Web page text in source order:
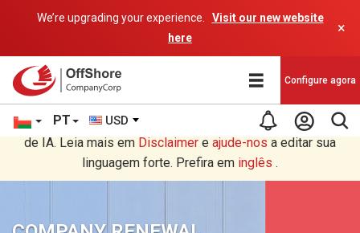
We’re upgrading your experience.
Visit our new website
here
×
PT USD
Configure agora
Você está lendo em Português tradução por um programa
de IA. Leia mais em Disclaimer e ajude-nos a editar sua
linguagem forte. Prefira em inglês .